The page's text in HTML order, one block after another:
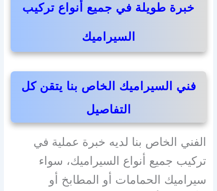
خبرة طويلة في جميع أنواع تركيب
السيراميك
فني السيراميك الخاص بنا يتقن كل
التفاصيل
الفني الخاص بنا لديه خبرة عملية في
تركيب جميع أنواع السيراميك، سواء
سيراميك الحمامات أو المطابخ أو